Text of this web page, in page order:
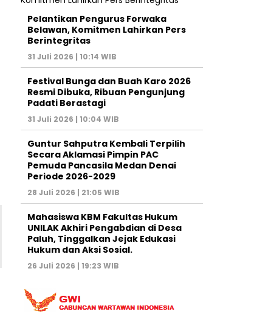
Pelantikan Pengurus Forwaka
Belawan, Komitmen Lahirkan Pers
Berintegritas
31 Juli 2026 | 10:14 WIB
Festival Bunga dan Buah Karo 2026
Resmi Dibuka, Ribuan Pengunjung
Padati Berastagi
31 Juli 2026 | 10:04 WIB
Guntur Sahputra Kembali Terpilih
Secara Aklamasi Pimpin PAC
Pemuda Pancasila Medan Denai
Periode 2026-2029
28 Juli 2026 | 21:05 WIB
Mahasiswa KBM Fakultas Hukum
UNILAK Akhiri Pengabdian di Desa
Paluh, Tinggalkan Jejak Edukasi
Hukum dan Aksi Sosial.
26 Juli 2026 | 19:23 WIB